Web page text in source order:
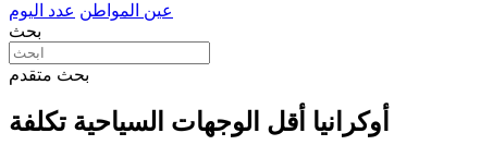
عين المواطن عدد اليوم
بحث
بحث متقدم
أوكرانيا أقل الوجهات السياحية تكلفة